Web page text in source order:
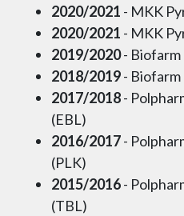
2020/2021 - MKK
2020/2021 - MKK
2019/2020- Biofarm
2018/2019- Biofarm
2017/2018-
(EBL)
2016/2017-
(PLK)
2015/2016-
(TBL)